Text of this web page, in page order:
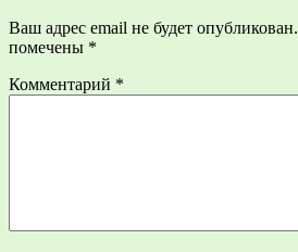
Ваш адрес email не будет опубликован.
помечены *
Комментарий *